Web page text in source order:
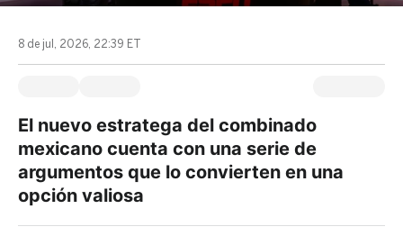
8 de jul, 2026, 22:39 ET
El nuevo estratega del combinado
mexicano cuenta con una serie de
argumentos que lo convierten en una
opción valiosa